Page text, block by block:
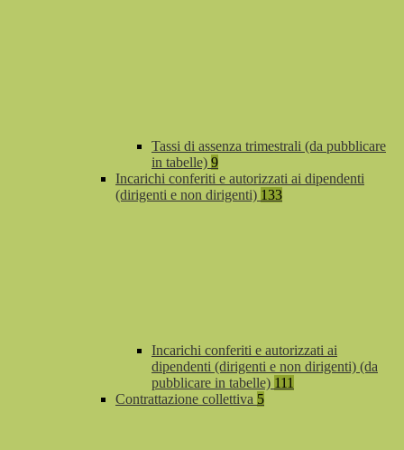
Tassi di assenza trimestrali (da pubblicare
in tabelle) 9
Incarichi conferiti e autorizzati ai dipendenti
(dirigenti e non dirigenti) 133
Incarichi conferiti e autorizzati ai
dipendenti (dirigenti e non dirigenti) (da
pubblicare in tabelle) 111
Contrattazione collettiva 5